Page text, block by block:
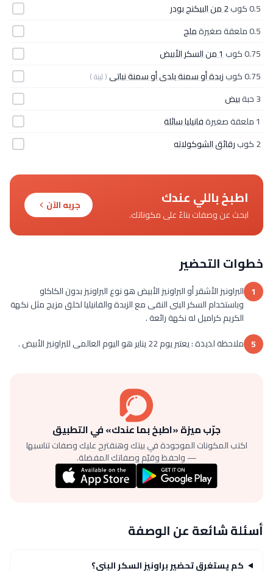
0.5 كوب
2 من البيكنج بودر
0.5 ملعقة صغيرة
ملح
0.75 كوب
1 من السكر الأبيض
0.75 كوب
زبدة أو سمنة بلدى أو سمنة نباتى ( لينة )
3 حبة
بيض
1 ملعقة صغيرة
فانيليا سائلة
2 كوب
رقائق الشوكولاته
اطبخ باللي عندك
ابحث عن وصفات بناءً على مكوناتك.
جربه الآن
خطوات التحضير
1 البراونيز الأشقر أو البراونيز الأبيض هو نوع البراونيز بدون الكاكاو
وباستخدام السكر البنى النقى مع الزبدة والفانيليا لخلق مزيج مثل نكهة
الكريم كراميل له نكهة رائعة .
5 ملاحظة لذيذة : يعتبر يوم 22 يناير هو اليوم العالمى للبراونيز الأبيض .
جرّب ميزة «اطبخ بما عندك» في التطبيق
اكتب المكونات الموجودة في بيتك وهنقترح عليك وصفات تناسبها
— واحفظ وقيّم وصفاتك المفضلة.
أسئلة شائعة عن الوصفة
كم يستغرق تحضير براونيز السكر البنى؟